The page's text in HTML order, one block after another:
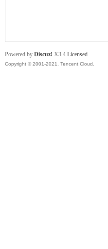
Powered by Discuz! X3.4 Licensed
Copyright © 2001-2021, Tencent Cloud.